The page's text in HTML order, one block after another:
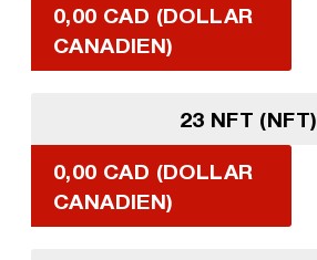
0,00 CAD (DOLLAR
CANADIEN)
23 NFT (NFT)
0,00 CAD (DOLLAR
CANADIEN)